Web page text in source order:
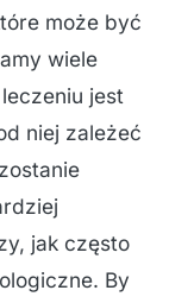
może być
wiele
jest
niej zależeć
jak często
By